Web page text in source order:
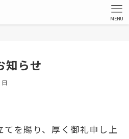
MENU
知らせ
てを賜り、厚く御礼申し上